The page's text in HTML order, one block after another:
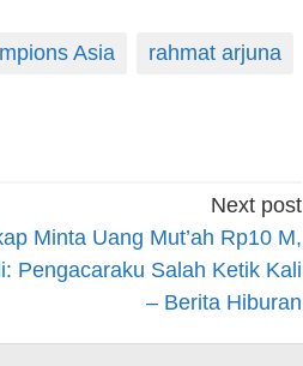
Asia
rahmat arjuna
Next post
Minta Uang Mut’ah Rp10 M,
Pengacaraku Salah Ketik Kali
– Berita Hiburan